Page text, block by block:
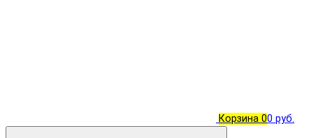
Корзина 00 руб.